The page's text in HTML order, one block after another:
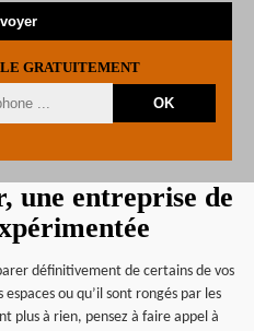
GRATUITEMENT
une entreprise de
définitivement de certains de vos
ou qu’il sont rongés par les
plus à rien, pensez à faire appel à